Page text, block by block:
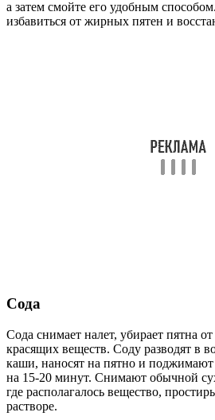
а затем смойте его удобным
избавиться от жирных пятен и
Сода
Сода снимает налет, убирает пятна
красящих веществ. Соду разводят в
каши, наносят на пятно и
на 15-20 минут. Снимают обычной
где располагалось вещество,
растворе.